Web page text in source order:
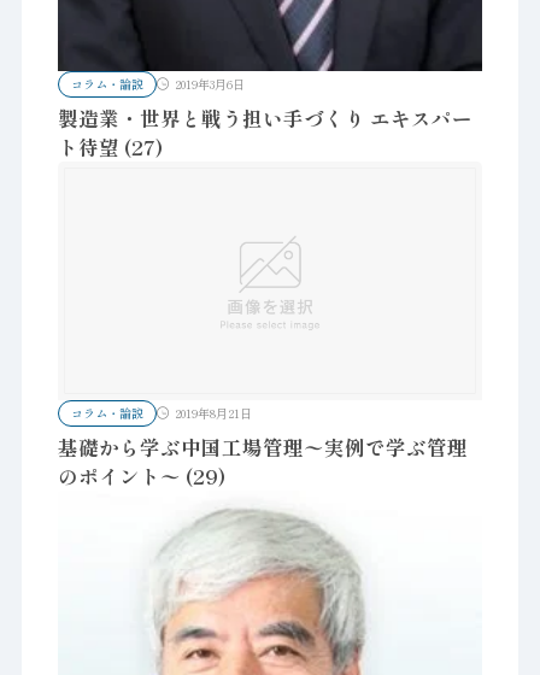
コラム・論説 2019年3月6日
製造業・世界と戦う担い手づくり エキスパー
ト待望 (27)
コラム・論説 2019年8月21日
基礎から学ぶ中国工場管理〜実例で学ぶ管理
のポイント〜 (29)